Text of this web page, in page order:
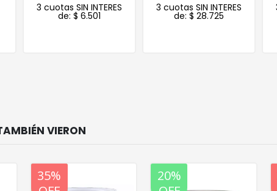
3 cuotas SIN INTERES
de:$28.725
3 cuotas SIN INTERES
de:$ 34.610
20%
35%
20%